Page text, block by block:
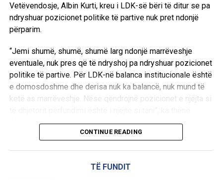
Vetëvendosje, Albin Kurti, kreu i LDK-së bëri të ditur se pa
ndryshuar pozicionet politike të partive nuk pret ndonjë
përparim.
“Jemi shumë, shumë, shumë larg ndonjë marrëveshje
eventuale, nuk pres që të ndryshoj pa ndryshuar pozicionet
politike të partive. Për LDK-në balanca institucionale është
e domosdoshme dhe derisa nuk ka balancë, nuk mund të
ketë as marrëveshje. Nëse qëndrojnë pozicionet e njëjta si
Abdixhiku.
shkon drejt një rruge pa zgjidhje afatgjatë.
CONTINUE READING
TË FUNDIT